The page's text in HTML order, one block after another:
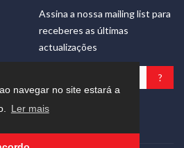
navegar no site estará a
Ler mais
Assina a nossa mailing list para
receberes as últimas
actualizações
Nós respeitamos a tua